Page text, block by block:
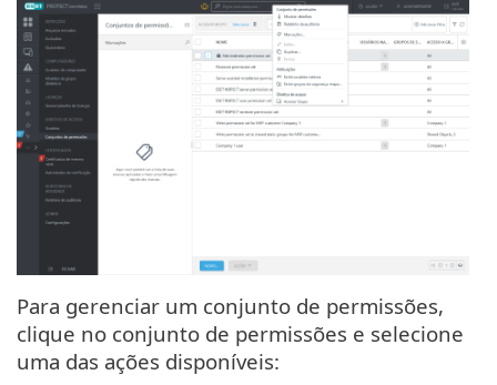
Para gerenciar um conjunto de permissões,
clique no conjunto de permissões e selecione
uma das ações disponíveis: